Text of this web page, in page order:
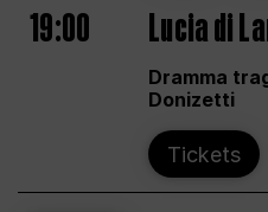
19:00 Lucia di
Dramma
Donizetti
Tickets